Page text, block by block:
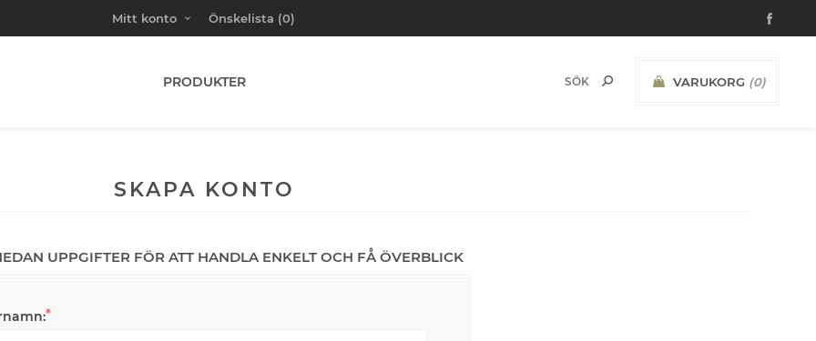
Mitt konto Önskelista (0)
VARUKORG (0)
PRODUKTER
SKAPA KONTO
UPPGIFTER FÖR ATT HANDLA ENKELT OCH FÅ ÖVERBLICK
*